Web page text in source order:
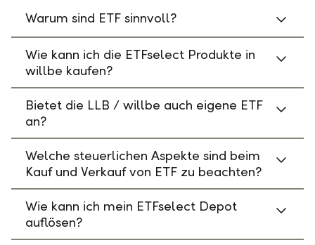
Warum sind ETF sinnvoll?
Wie kann ich die ETFselect Produkte in
willbe kaufen?
Bietet die LLB / willbe auch eigene ETF
an?
Welche steuerlichen Aspekte sind beim
Kauf und Verkauf von ETF zu beachten?
Wie kann ich mein ETFselect Depot
auflösen?